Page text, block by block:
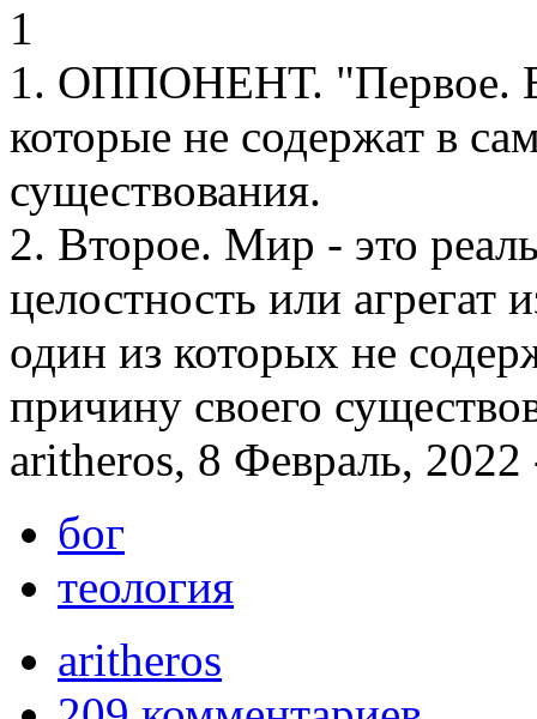
1
1. ОППОНЕНТ. "Первое.
которые не содержат в
существования.
2. Второе. Мир - это
целостность или агрегат
один из которых не
причину своего
aritheros, 8 Февраль,
бог
теология
aritheros